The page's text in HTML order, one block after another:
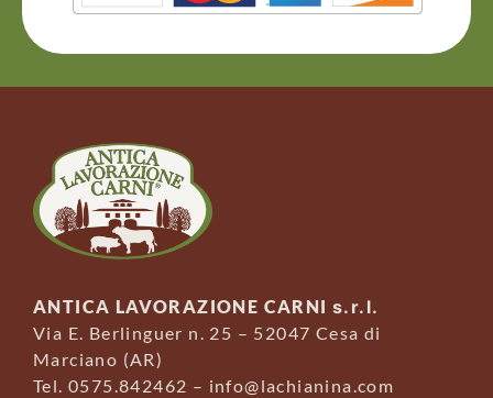
ANTICA LAVORAZIONE CARNI s.r.l.
Via E. Berlinguer n. 25 – 52047 Cesa di
Marciano (AR)
Tel. 0575.842462 – info@lachianina.com